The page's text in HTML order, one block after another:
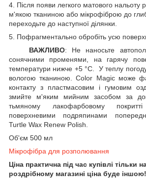
4. Після появи легкого матового нальоту
м'якою тканиною або мікрофіброю до
переходьте до наступної ділянки.
5. Пофрагментально обробіть усю
ВАЖЛИВО: Не наносьте
сонячними променями, на гарячу
температури нижче +5 °C. У теплу
вологою тканиною. Color Magic може
контакту з пластмасовим і гумовим
змийте м'яким мийним засобом за
тьмяному лакофарбовому
поверхневими подряпинами
Turtle Wax Renew Polish.
Об'єм 500 мл
Мікрофібра для розполювання
Ціна практична під час купівлі тільки
роздрібному магазині ціна буде іншою!